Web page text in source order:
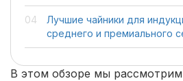
Лучшие чайники для
среднего и премиального
В этом обзоре мы